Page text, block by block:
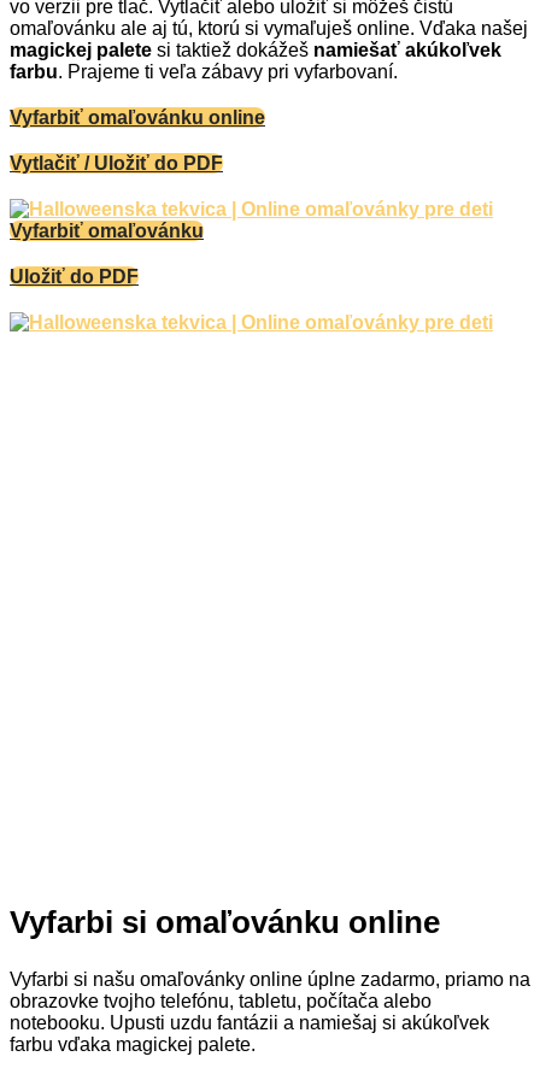
vo verzii pre tlač. Vytlačiť alebo uložiť si môžeš čistú
omaľovánku ale aj tú, ktorú si vymaľuješ online. Vďaka našej
magickej palete si taktiež dokážeš namiešať akúkoľvek
farbu. Prajeme ti veľa zábavy pri vyfarbovaní.
Vyfarbiť omaľovánku online
Vytlačiť / Uložiť do PDF
Vyfarbiť omaľovánku
Uložiť do PDF
Vyfarbi si omaľovánku online
Vyfarbi si našu omaľovánky online úplne zadarmo, priamo na
obrazovke tvojho telefónu, tabletu, počítača alebo
notebooku. Upusti uzdu fantázii a namiešaj si akúkoľvek
farbu vďaka magickej palete.